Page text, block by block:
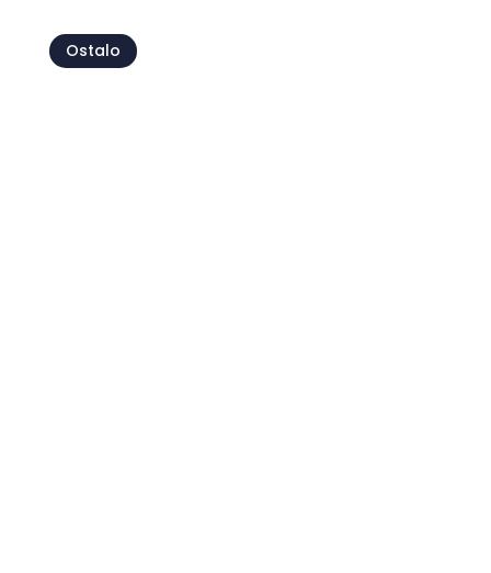
Ostalo